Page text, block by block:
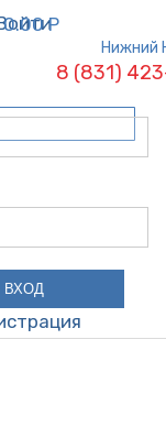
Нижний
8 (831)
0.00 Р